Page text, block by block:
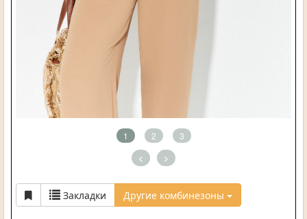
1 2 3
< >
Закладки Другие комбинезоны